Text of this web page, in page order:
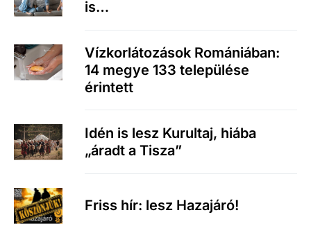
is…
Vízkorlátozások Romániában:
14 megye 133 települése
érintett
Idén is lesz Kurultaj, hiába
„áradt a Tisza”
Friss hír: lesz Hazajáró!